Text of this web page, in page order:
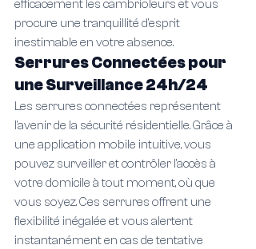
efficacement les cambrioleurs et vous
procure une tranquillité d'esprit
inestimable en votre absence.
Serrures Connectées pour
une Surveillance 24h/24
Les serrures connectées représentent
l'avenir de la sécurité résidentielle. Grâce à
une application mobile intuitive, vous
pouvez surveiller et contrôler l'accès à
votre domicile à tout moment, où que
vous soyez. Ces serrures offrent une
flexibilité inégalée et vous alertent
instantanément en cas de tentative